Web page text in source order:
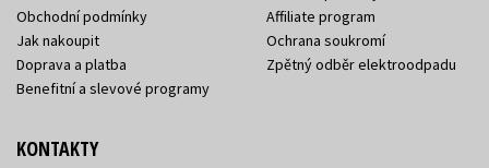
Obchodní podmínky
Jak nakoupit
Doprava a platba
Benefitní a slevové programy
Affiliate program
Ochrana soukromí
Zpětný odběr elektroodpadu
KONTAKTY